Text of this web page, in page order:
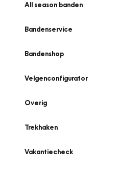
All season banden
Bandenservice
Bandenshop
Velgenconfigurator
Overig
Trekhaken
Vakantiecheck